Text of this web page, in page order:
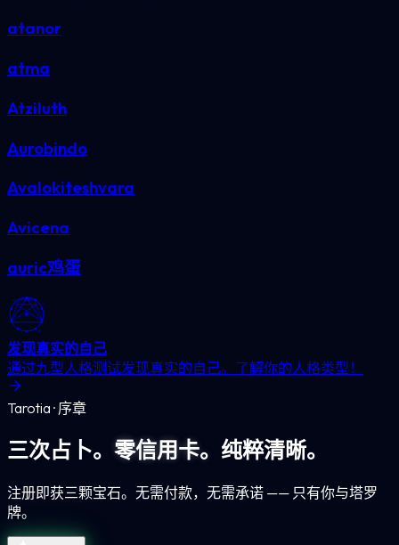
atanor
atma
Atziluth
Aurobindo
Avalokiteshvara
Avicena
auric鸡蛋
发现真实的自己
通过九型人格测试发现真实的自己。了解你的人格类型！
Tarotia · 序章
三次占卜。 零信用卡。 纯粹清晰。
注册即获三颗宝石。无需付款，无需承诺 —— 只有你与塔罗
牌。